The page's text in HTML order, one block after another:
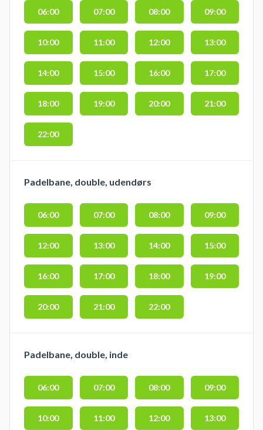
06:00 07:00 08:00 09:00
10:00 11:00 12:00 13:00
14:00 15:00 16:00 17:00
18:00 19:00 20:00 21:00
22:00
Padelbane, double, udendørs
06:00 07:00 08:00 09:00
12:00 13:00 14:00 15:00
16:00 17:00 18:00 19:00
20:00 21:00 22:00
Padelbane, double, inde
06:00 07:00 08:00 09:00
10:00 11:00 12:00 13:00